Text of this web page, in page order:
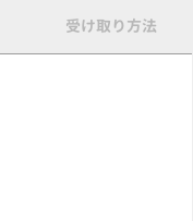
受け取り方法